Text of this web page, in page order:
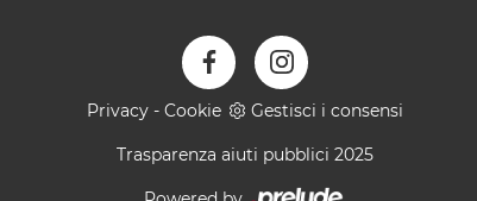
Privacy - Cookie Gestisci i consensi
Trasparenza aiuti pubblici 2025